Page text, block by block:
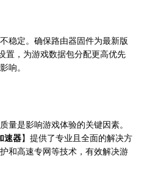
稳定。确保路由器固件为最新版
置，为游戏数据包分配更高优先
响。
量是影响游戏体验的关键因素。
速器】提供了专业且全面的解决方
和高速专网等技术，有效解决游